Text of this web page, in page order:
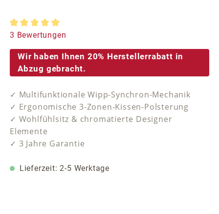
Durchschnittliche Bewertung von 5 von 5 Sternen
3 Bewertungen
Wir haben Ihnen 20% Herstellerrabatt in
Abzug gebracht.
✓ Multifunktionale Wipp-Synchron-Mechanik
✓ Ergonomische 3-Zonen-Kissen-Polsterung
✓ Wohlfühlsitz & chromatierte Designer
Elemente
✓ 3 Jahre Garantie
Lieferzeit: 2-5 Werktage